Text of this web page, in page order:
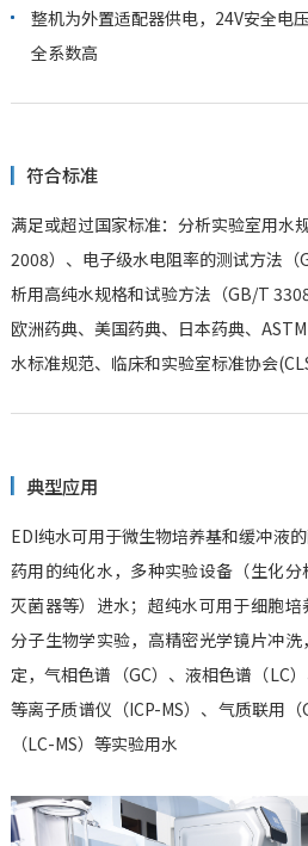
整机为外置适配器供电，24V安全电
全系数高
符合标准
满足或超过国家标准：分析实验室用水
2008）、电子级水电阻率的测试方法
析用高纯水规格和试验方法（GB/T
欧洲药典、美国药典、日本药典、
水标准规范、临床和实验室标准协会
典型应用
EDI纯水可用于微生物培养基和缓冲液
药用的纯化水，多种实验设备（生化
灭菌器等）进水；超纯水可用于细胞培
分子生物学实验，高精密光学镜片冲
定，气相色谱（GC）、液相色谱（LC
等离子质谱仪（ICP-MS）、气质联用
（LC-MS）等实验用水